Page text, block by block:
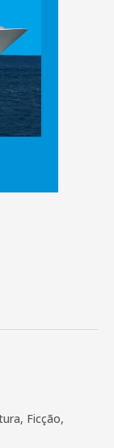
Ficção,